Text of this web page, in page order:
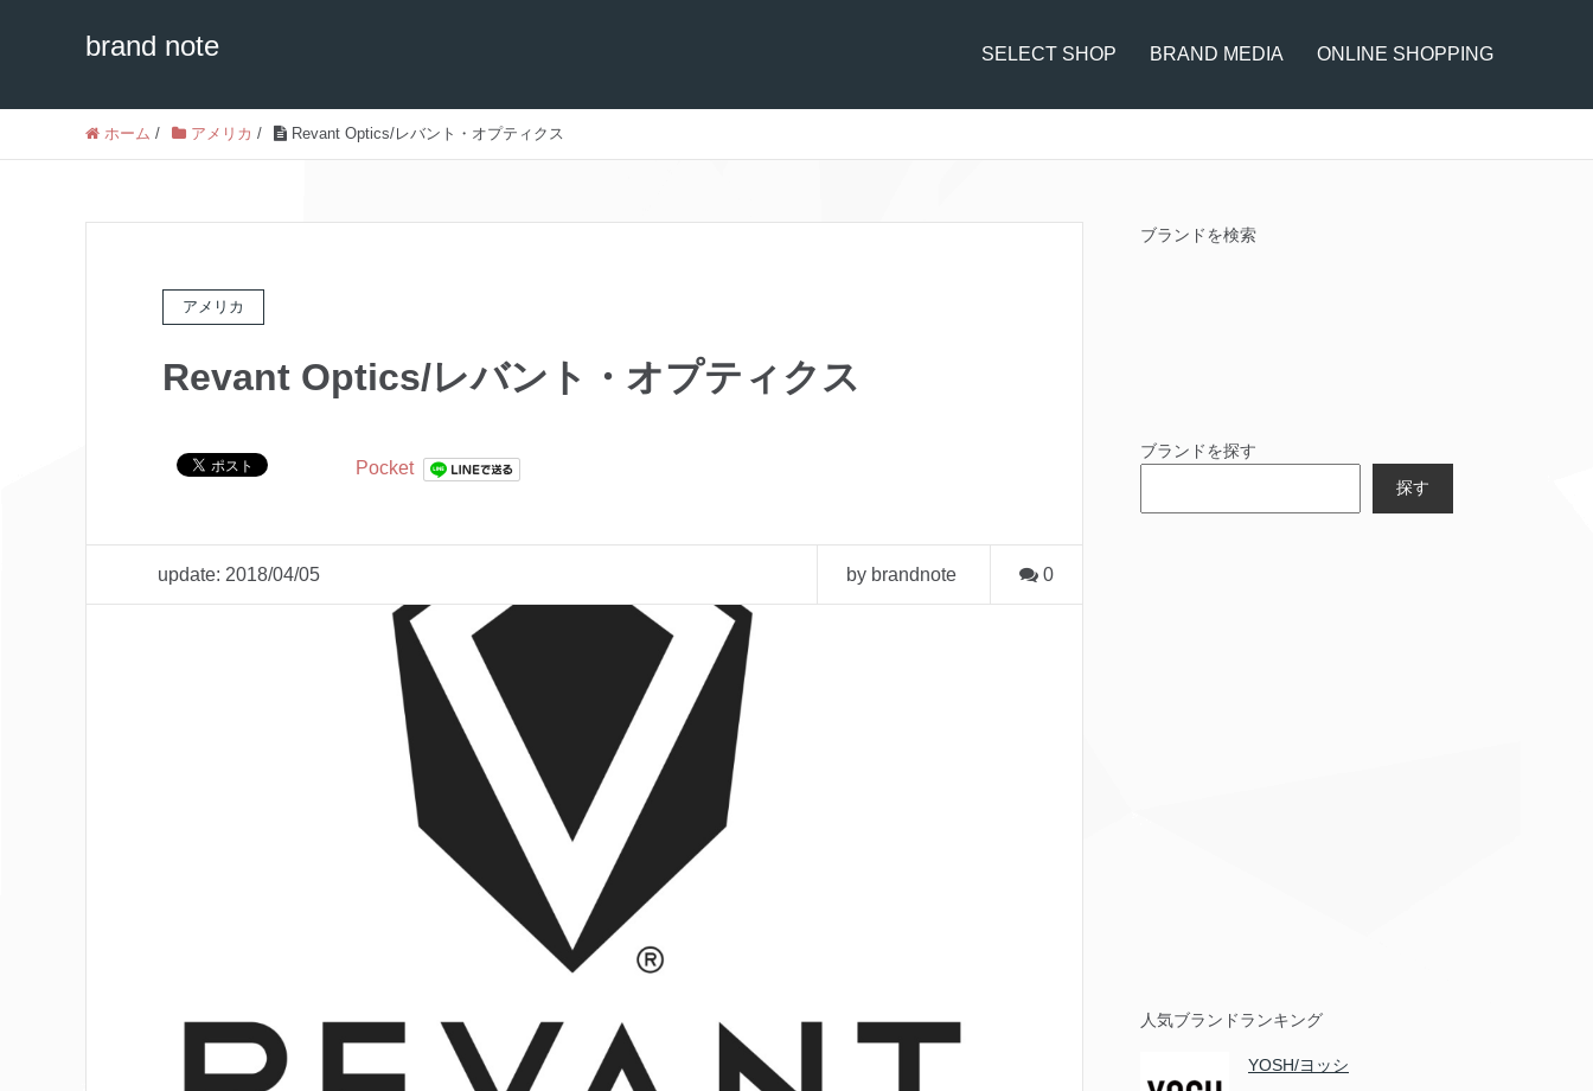
brand note SELECT SHOP BRAND MEDIA ONLINE SHOPPING
ホーム / アメリカ / Revant Optics/レバント・オプティクス
アメリカ
Revant Optics/レバント・オプティクス
Pocket
update: 2018/04/05 by brandnote 0
ブランドを検索
ブランドを探す
探す
人気ブランドランキング
YOSH/ヨッシ